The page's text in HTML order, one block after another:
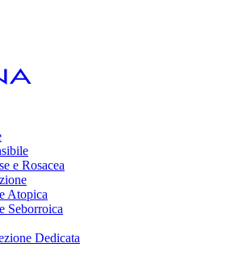
e Rosacea
Atopica
Seborroica
Dedicata